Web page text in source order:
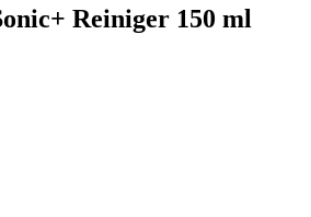
Reiniger 150 ml